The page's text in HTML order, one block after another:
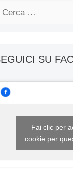
SU
Fai clic per
cookie per